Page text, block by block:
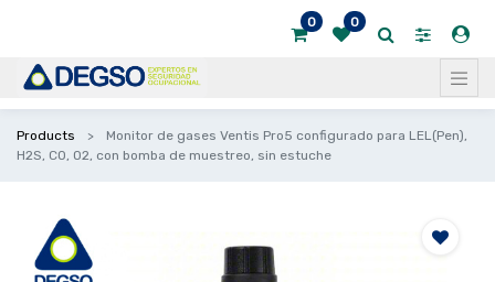
0 0
Products
Monitor de gases Ventis Pro5 configurado para LEL(Pen),
H2S, CO, O2, con bomba de muestreo, sin estuche